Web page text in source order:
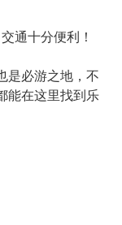
通十分便利！
是必游之地，不
能在这里找到乐